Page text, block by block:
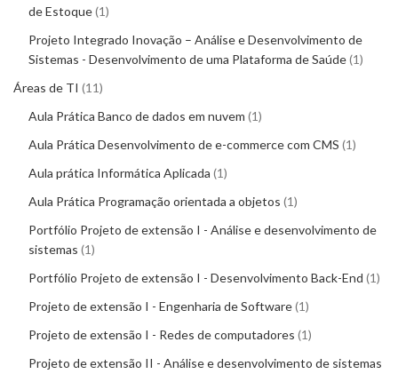
de Estoque 1
Projeto Integrado Inovação – Análise e Desenvolvimento de
Sistemas - Desenvolvimento de uma Plataforma de Saúde 1
Áreas de TI 11
Aula Prática Banco de dados em nuvem 1
Aula Prática Desenvolvimento de e-commerce com CMS 1
Aula prática Informática Aplicada 1
Aula Prática Programação orientada a objetos 1
Portfólio Projeto de extensão I - Análise e desenvolvimento de
sistemas 1
Portfólio Projeto de extensão I - Desenvolvimento Back-End 1
Projeto de extensão I - Engenharia de Software 1
Projeto de extensão I - Redes de computadores 1
Projeto de extensão II - Análise e desenvolvimento de sistemas